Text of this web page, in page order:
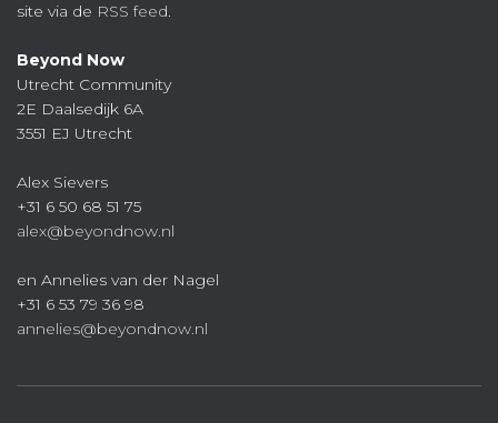
site via de RSS feed.
Beyond Now
Utrecht Community
2E Daalsedijk 6A
3551 EJ Utrecht
Alex Sievers
+31 6 50 68 51 75
alex@beyondnow.nl
en Annelies van der Nagel
+31 6 53 79 36 98
annelies@beyondnow.nl